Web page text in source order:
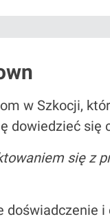
w Szkocji,
dowiedzieć
się z